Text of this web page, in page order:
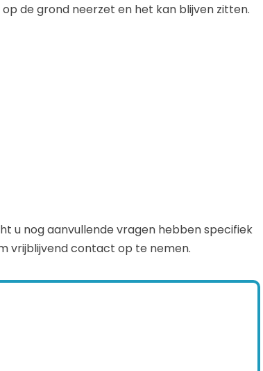
de grond neerzet en het kan blijven zitten.
u nog aanvullende vragen hebben specifiek
vrijblijvend contact op te nemen.